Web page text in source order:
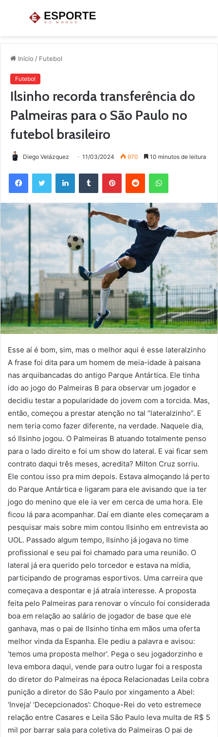
Menu
Início / Futebol
Futebol
Ilsinho recorda transferência do
Palmeiras para o São Paulo no
futebol brasileiro
Diego Velázquez 11/03/2024 970 10 minutos de leitura
FacebookTwitter LinkedinTumblr PinterestReddit WhatsApp
Esse aí é bom, sim, mas o melhor aqui é esse lateralzinho A frase foi dita para um homem de meia-idade à paisana nas arquibancadas do antigo Parque Antártica. Ele tinha ido ao jogo do Palmeiras B para observar um jogador e decidiu testar a popularidade do jovem com a torcida. Mas, então, começou a prestar atenção no tal “lateralzinho”. E nem teria como fazer diferente, na verdade. Naquele dia, só Ilsinho jogou. O Palmeiras B atuando totalmente penso para o lado direito e foi um show do lateral. E vai ficar sem contrato daqui três meses, acredita? Milton Cruz sorriu. Ele contou isso pra mim depois. Estava almoçando lá perto do Parque Antártica e ligaram para ele avisando que ia ter jogo do menino que ele ia ver em cerca de uma hora. Ele ficou lá para acompanhar. Daí em diante eles começaram a pesquisar mais sobre mim contou Ilsinho em entrevista ao UOL. Passado algum tempo, Ilsinho já jogava no time profissional e seu pai foi chamado para uma reunião. O lateral já era querido pelo torcedor e estava na mídia, participando de programas esportivos. Uma carreira que começava a despontar e já atraía interesse. A proposta feita pelo Palmeiras para renovar o vínculo foi considerada boa em relação ao salário de jogador de base que ele ganhava, mas o pai de Ilsinho tinha em mãos uma oferta melhor vinda da Espanha. Ele pediu a palavra e avisou: ‘temos uma proposta melhor’. Pega o seu jogadorzinho e leva embora daqui, vende para outro lugar foi a resposta do diretor do Palmeiras na época Relacionadas Leila cobra punição a diretor do São Paulo por xingamento a Abel: ‘Inveja’ ‘Decepcionados’: Choque-Rei do veto estremece relação entre Casares e Leila São Paulo leva multa de R$ 5 mil por barrar sala para coletiva do Palmeiras O pai de Ilsinho fechou a cara. Ao chegar em casa, deu seu conselho ao filho: “se você quiser ficar, você fica, mas se depender de mim, você nunca mais pisa naquele lugar.” Eu não sei se ele achou que estávamos blefando, não sei se ele estava puto aquele dia, não sei. Uma das coisas que herdei do meu pai foi o rancor. O cara falou isso, meu pai chegou em casa e falou ‘eu lavo minhas mãos. No desenrolar das coisas, você vê que não deram a mínima pra você e fica meio bravo, frustrado. Acabei recebendo uma proposta melhor da Espanha e estava indo. Quando estava para assinar, recebi a proposta do São Paulo, eles igualaram e eu fiquei no Brasil. Ilsinho ‘pulou o muro’ do CT e trocou o Palmeiras pelo São Paulo. O jovem lateral passava todos os dias em frente ao CT do rival durante os dez anos que ficou no Verdão, via a estrutura melhor do Tricolor na época e os atletas do último ano de base indo embora de carro, enquanto eles iam pegar o trem. A decisão de Ilsinho, porém, não foi perdoada pelo torcedor palmeirense. O lateral foi alvo de ameaças e andou por três meses com segurança particular disponibilizada pelo São Paulo. Um dia, chegou em sua casa e encontrou a residência pichada. O São Paulo adiantou um dinheiro que tínhamos combinado para que eu pudesse dar entrada em um apartamento e me mudar com minha família. Minha irmã teve que se mudar também porque descobriram onde ela morava. O lateral fez carreira no Tricolor paulista, foi bicampeão brasileiro, chegou à seleção, foi para o Shakhtar Donetsk e venceu a Liga Europa, algo impensável na época para o clube. Aos 30 anos, pensou em aposentar, mas se aventurou nos Estados Unidos e até hoje mora na Philadelphia. Me falaram que nos Estados Unidos a situação financeira era diferente, que não iria ganhar bem igual ganhava. Respondi, ah, tô tranquilo, leva eu pra lá que eu quero morar nos Estados Unidos. Desde 2016 eu não ganho um salário de jogador porque aqui tem várias regras. Eu ganhava meio que para pagar as contas, viver tranquilo. Fiquei aqui, encerrei e a gente não quer sair daqui. Hoje, Ilsinho tem uma escolinha de futsal, fez um curso de licença de técnico de futebol e está terminando um mestrado em Sports Directorship em uma universidade inglesa. Ele pensa em seguir carreira como diretor esportivo, mas, de preferência, nos Estados Unidos. O ex-jogador também tem se aventurado como streamer e abriu seu canal de análises de jogos no YouTube, a ‘IlsinhoJrTV’. Temos uma raiz aqui, são sete anos e adoramos. Eu viso ser diretor da academia do Philadelphia Union, sei lá, ou do primeiro time ou algum outro por aqui. É networking, né. Mas se tiver uma oportunidade no Brasil, não posso falar não. Se eu puder escolher, a gente chega ali em 10% do Casimiro, aquela audiência e tudo, e continuo falando de futebol e fazendo alguma coisa extra, aí é melhor ficar aqui na minha cadeira. Se pintar uma oportunidade no meio do caminho pra ser executivo no futebol em um projeto que valha a pena, tudo é conversado. Confira outras histórias de Ilsinho em entrevista ao UOL: Ser streamer “Cara, eu sempre gostei desse mundo dos esportes, gamer e tal. Durante um tempo, ainda jogando, eu tentei fazer umas lives de Call of Duty, mas para chamar a atenção, você tem que ser bom, e eu não era tão bom assim e parei. Mas fiz amizades na época e a gente continuou jogando e conversando pelo Discord. E aí, trocando ideia lá, a gente começou a assistir aos gols dos jogos do São Paulo e eu escutava os comentários de torcedor que fica na cadeira de bar, que acha que o cara que entra faltando dez minutos é fácil, tem que correr pra caramba, mais que os outros. E eu comecei a explicar as coisas para os caras. Nisso eles sugeriram: por que você não tenta ser youtuber para falar de futebol? Não tem nenhum jogador comentando na internet, só na TV. De começo eu não queria, já estava fazendo muita coisa. Eu tenho uma escolinha de futsal, eu estou fazendo um mestrado numa faculdade lá na Inglaterra, eu estava terminando meu curso de treinador aqui nos Estados Unidos, e, cara, em inglês ainda parece que o cérebro consome mais da capacidade, ele parece que às vezes ele está grande, assim, você começa a parar de pensar. Eu falei que se eles me ajudassem a escolher a pauta, editar os vídeos, ajudar nas redes sociais, essas paradas, eu até faria. Eles toparam ajudar e aí a gente começou. Cada um pega um pouquinho do tempo livre que tem. A gente às vezes grava 1h da manhã aqui, que é a hora que eu volto do treino de futsal, que são 3h da manhã aí. Eles ficam me esperando. Às vezes tem um só disponível e fazemos em dois, às vezes tem os cinco e vai todo mundo. Comecei a falar de futebol meio que numa mistura de gíria dessa galera games e gíria dos boleiros. Estou tentando decifrar para essa galera que só assiste futebol. É meio complexo e eu preciso melhorar ainda minha comunicação, mas a receptividade está sendo legal. Eu sou zero métrica, mas eles falam que tem tantos inscritos e tantas views, que é muito.” Pautas do canal “Eu não sou clubista. Por mais que eu tenha um carinho enorme pelo São Paulo, que o torcedor são-paulino tenha um carinho muito grande por mim, e isso me pegue muito, eu não consigo ser clubista. Eu tenho que falar, certo ou errado, bem ou mal, o que eu vejo. Hoje meu canal é mais são-paulino, mas a gente está tentando entrar nos outros clubes. Confesso também que, como os vídeos que dão mais views são de São Paulo, acaba sendo mais São Paulo, mas a gente está tentando meio que ir furando a bolha pra tentar falar de todos os clubes.” Os parceiros “Ninguém é da bola. Um engenheiro, um é produtor de um funkeiro, o outro é um menino que a gente conheceu quando começou, que está muito dentro das páginas do São Paulo, aí ele se mostrou disponível a ajudar, e o outro é um que está fazendo faculdade de ciências da computação. Cada um entende de uma coisa. Um faz uma arte, outro edita um vídeo, outra fica mais no Twitter respondendo, dando atenção. Às vezes eu fico lá também, mas a rede que mais fico é o Instagram, que é 100% eu.” Cursos “Por ter jogado mais de 5 anos na MLS, eles deixaram começar direto na Licença B. Fizeram um curso só para os jogadores, nas férias e tal. Terminei, mas treinador é uma coisa que não tenho intenção. Eu gosto do embate de ideia, de gerenciar conflito, tumulto, então eu pretendo seguir para a área de diretor esportivo, que é meu mestrado: Sports Directorship. Posso ser diretor esportivo em qualquer esporte ou área, estou no penúltimo módulo. Acho que dentro de campo me trouxe conhecimento e temos poucos ex-atletas sendo diretor. Sei que às vezes o atleta que é diretor fica de mãos atadas, por hierarquia e tal, mas eu acho esse conhecimento de dentro de campo aplicado no extracampo pode fazer um bem maior do que ser só treinador, sabe?” Caio Paulista “Naquela época (saída do Palmeiras para o São Paulo), a decisão foi exclusivamente minha. Eu decidi ir porque eu tinha essa vontade de jogar lá. Durante anos eu passe na frente do CT do São Paulo e vi a estrutura que era melhor. Acabei me decepcionando com as pessoas que dirigiam o Palmeiras, coloquei todo mundo no mesmo pacote e falei besteira do clube. O torcedor que é muito apaixonado levou para o coração e eu demorei algum tempo para entender que o torcedor e a entidade não tinham culpa de nada, só essas pessoas que acabaram fazendo isso. No caso do Caio Paulista, acho que a decisão não foi total dele. O São Paulo comeu bola no prazo para pagar, o Palmeiras inflacionou a proposta e para o Fluminense era melhor vender o cara para a melhor oferta financeira. Acredito que todo profissional vá querer ganhar mais em uma outra empresa. Meio que isso facilitou as coisas. Pintaram ele de traidor, mas eu acho que foi um pouco de cada um ali, todos têm porcentagem na decisão. Você vê o Palmeiras com estrutura que foi criada, disputando títulos, não vejo ele com uma decisão errada nem precipitada. Até porque eu fiz a mesma coisa, seria hipocrisia falar que eu fiz certo e ele errado.” Garrafada de Muricy “Foi um Palmeiras e Ponte Preta no Morumbi. A gente estava bem, era líder do campeonato e a Ponte estava brigando para não cair. Era casa cheia. Na época, a gente fazia muitos gols nos jogos. Era 3 a 0, 4 a 1, 5 a 1 e a ge